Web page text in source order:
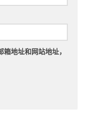
地址和网站地址，